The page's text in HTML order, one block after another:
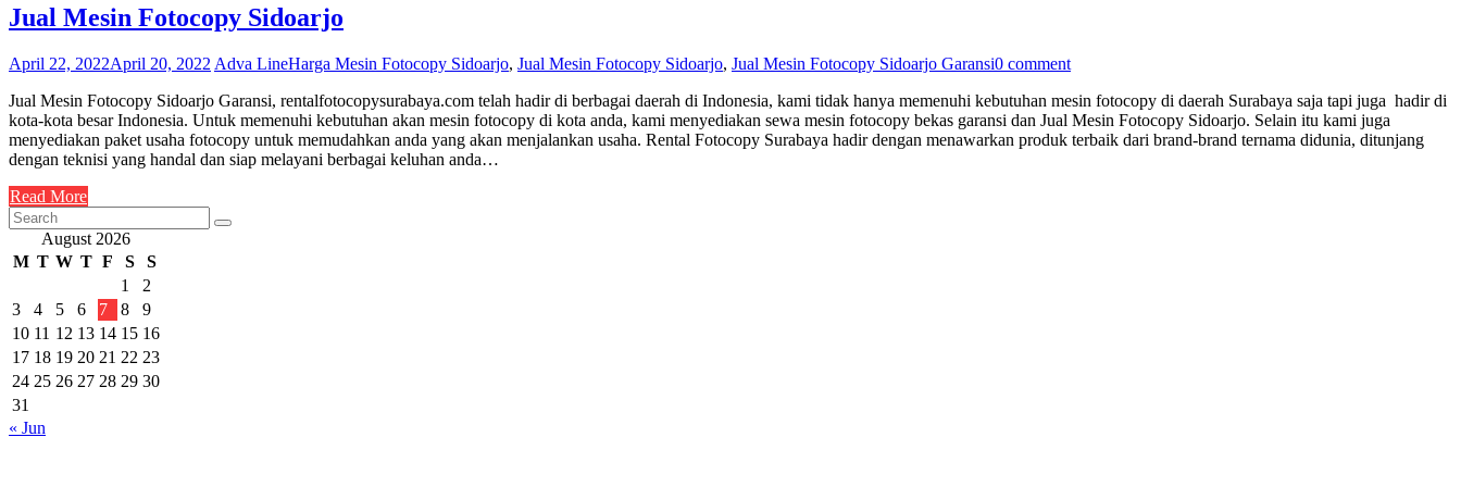
Jual Mesin Fotocopy Sidoarjo
April 22, 2022April 20, 2022 Adva LineHarga Mesin Fotocopy Sidoarjo, Jual Mesin Fotocopy Sidoarjo, Jual Mesin Fotocopy Sidoarjo Garansi0 comment
Jual Mesin Fotocopy Sidoarjo Garansi, rentalfotocopysurabaya.com telah hadir di berbagai daerah di Indonesia, kami tidak hanya memenuhi kebutuhan mesin fotocopy di daerah Surabaya saja tapi juga hadir di
kota-kota besar Indonesia. Untuk memenuhi kebutuhan akan mesin fotocopy di kota anda, kami menyediakan sewa mesin fotocopy bekas garansi dan Jual Mesin Fotocopy Sidoarjo. Selain itu kami juga
menyediakan paket usaha fotocopy untuk memudahkan anda yang akan menjalankan usaha. Rental Fotocopy Surabaya hadir dengan menawarkan produk terbaik dari brand-brand ternama didunia, ditunjang
dengan teknisi yang handal dan siap melayani berbagai keluhan anda…
Read More
August 2026
M T W T F S
S
1
2
3
4 5 6 7 8
9
10 11 12 13 14 15 16
17 18 19 20 21 22 23
24 25 26 27 28 29 30
31
« Jun